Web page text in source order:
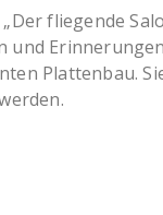
fliegende
und
Plattenbau.